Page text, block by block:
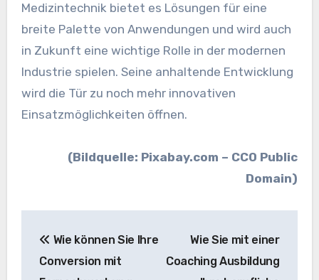
Medizintechnik bietet es Lösungen für eine
breite Palette von Anwendungen und wird auch
in Zukunft eine wichtige Rolle in der modernen
Industrie spielen. Seine anhaltende Entwicklung
wird die Tür zu noch mehr innovativen
Einsatzmöglichkeiten öffnen.
(Bildquelle: Pixabay.com – CC0 Public
Domain)
Wie können Sie Ihre
Conversion mit
Wie Sie mit einer
Coaching Ausbildung